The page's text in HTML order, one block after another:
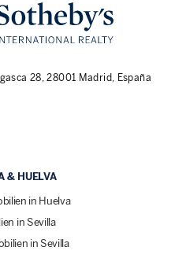
28, 28001 Madrid, España
& HUELVA
in Huelva
in Sevilla
in Sevilla